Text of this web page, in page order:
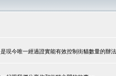
現今唯一經過證實能有效控制街貓數量的辦